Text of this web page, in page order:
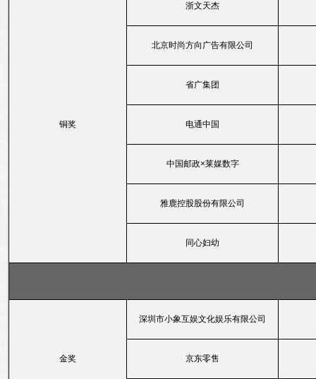
铜奖
浙文天杰
北京时尚方向广告有限公司
省广集团
电通中国
中国邮政×莱媒数字
雅鹿控股股份有限公司
同心妇幼
金奖
深圳市小象互娱文化娱乐有限公司
京东零售